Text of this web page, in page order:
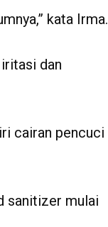
kata Irma.
dan
cairan pencuci
sanitizer mulai